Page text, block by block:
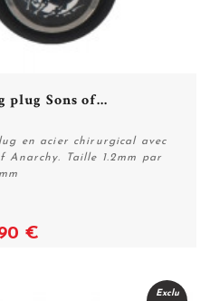
plug Sons of...
en acier chirurgical avec
Anarchy. Taille 1.2mm par
€
Exclu